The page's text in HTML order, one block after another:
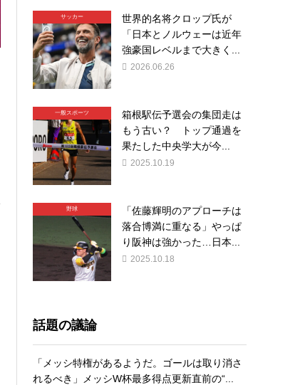
サッカー
世界的名将クロップ氏が
「日本とノルウェーは近年
強豪国レベルまで大きく...
2026.06.26
一般スポーツ
箱根駅伝予選会の集団走は
もう古い？ トップ通過を
果たした中央学大が今...
2025.10.19
野球
「佐藤輝明のアプローチは
落合博満に重なる」やっぱ
り阪神は強かった…日本...
2025.10.18
話題の議論
「メッシ特権があるようだ。ゴールは取り消さ
れるべき」メッシW杯最多得点更新直前の“...